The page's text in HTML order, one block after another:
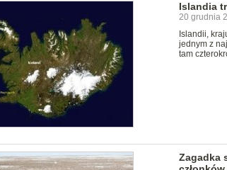
Islandia
20 grudnia
Islandii,
jednym z
tam
Zagadka